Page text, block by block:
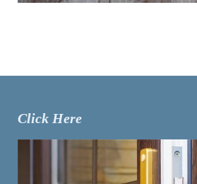
Click Here